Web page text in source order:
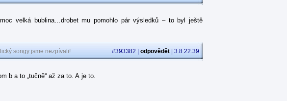
velká bublina…drobet mu pomohlo pár výsledků – to byl ještě
songy jsme nezpívali! #393382 | odpovědět | 3.8 22:39
b a to „tučně“ až za to. A je to.